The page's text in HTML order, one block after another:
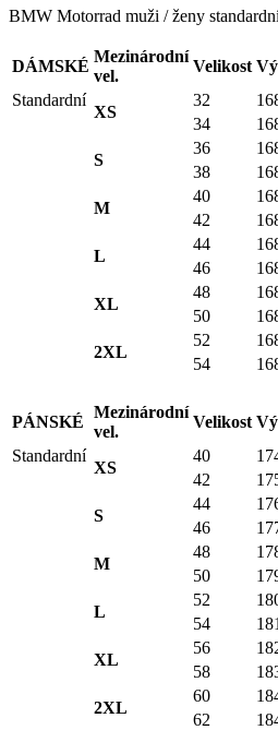
BMW Motorrad muži / ženy
DÁMSKÉ
Mezinárodní
vel.
Velikost
Standardní
XS
32
34
S
36
38
M
40
42
L
44
46
XL
48
50
2XL
52
54
PÁNSKÉ
Mezinárodní
vel.
Velikost
Standardní
XS
40
42
S
44
46
M
48
50
L
52
54
181
XL
56
58
2XL
60
62